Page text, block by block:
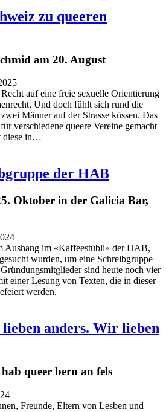
zu queeren
am 20. August
auf eine freie sexuelle Orientierung
Und doch fühlt sich rund die
Männer auf der Strasse küssen. Das
verschiedene queere Vereine gemacht
diese in…
der HAB
Oktober in der Galicia Bar,
Aushang im «Kaffeestübli» der HAB,
wurden, um eine Schreibgruppe
sind heute noch vier
einer Lesung von Texten, die in dieser
werden.
anders. Wir lieben
queer bern an fels
Freunde, Eltern von Lesben und